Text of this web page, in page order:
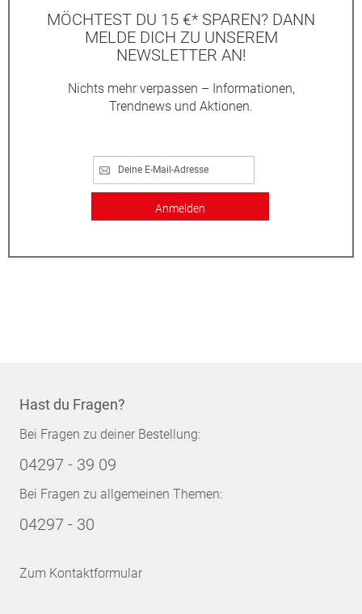
MÖCHTEST DU 15 €* SPAREN? DANN
MELDE DICH ZU UNSEREM
NEWSLETTER AN!
Nichts mehr verpassen – Informationen,
Trendnews und Aktionen.
Anmelden
Hast du Fragen?
Bei Fragen zu deiner Bestellung:
04297 - 39 09
Bei Fragen zu allgemeinen Themen:
04297 - 30
Zum Kontaktformular